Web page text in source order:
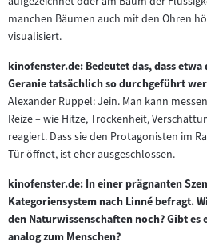
manchen Bäumen auch mit den Ohren
visualisiert.
kinofenster.de: Bedeutet das, dass
Geranie tatsächlich so durchgeführt
Alexander Ruppel: Jein. Man kann
Reize – wie Hitze, Trockenheit,
reagiert. Dass sie den Protagonisten im
Tür öffnet, ist eher ausgeschlossen.
kinofenster.de: In einer prägnanten
Kategoriensystem nach Linné befragt.
den Naturwissenschaften noch? Gibt
analog zum Menschen?